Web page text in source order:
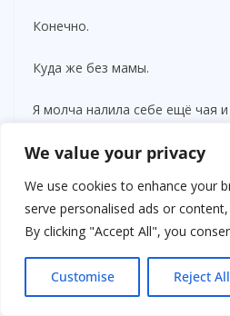
We value your privacy
We use cookies to enhance your
serve personalised ads or
By clicking "Accept All", you
Customise Reject All
Конечно.
Куда же без мамы.
Я молча налила себе ещё чая и
вся романтическая дымка
рассеиваться, а на её месте
бытовая реальность.
Передо мной сидел не принц,
и не загадочный мужчина